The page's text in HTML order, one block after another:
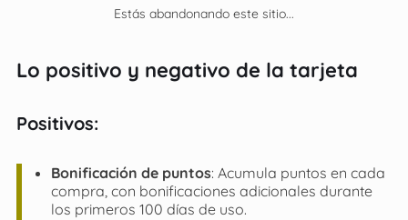
Estás abandonando este sitio...
Lo positivo y negativo de la tarjeta
Positivos:
Bonificación de puntos: Acumula puntos en cada
compra, con bonificaciones adicionales durante
los primeros 100 días de uso.